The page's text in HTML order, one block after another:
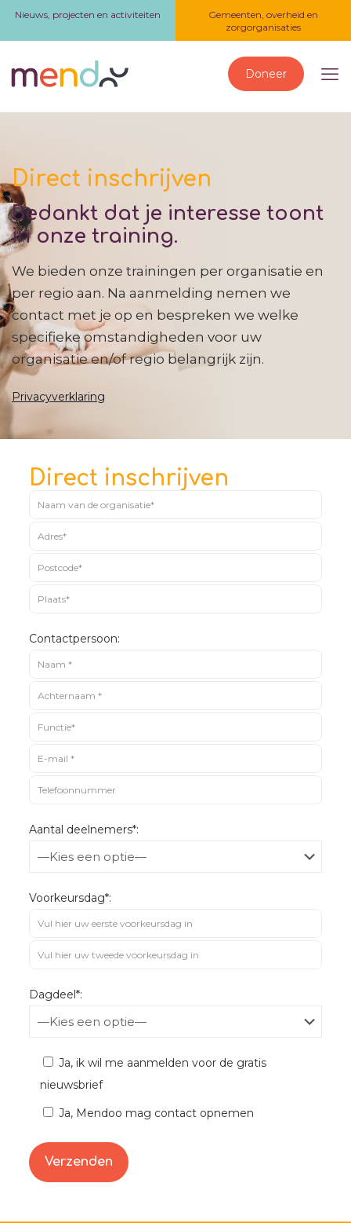
Nieuws, projecten en activiteiten
Gemeenten, overheid en
zorgorganisaties
Doneer
Direct inschrijven
Bedankt dat je interesse toont
in onze training.
We bieden onze trainingen per organisatie en
per regio aan. Na aanmelding nemen we
contact met je op en bespreken we welke
specifieke omstandigheden voor uw
organisatie en/of regio belangrijk zijn.
Privacyverklaring
Direct inschrijven
Contactpersoon:
Aantal deelnemers*:
Voorkeursdag*:
Dagdeel*:
Ja, ik wil me aanmelden voor de gratis
nieuwsbrief
Ja, Mendoo mag contact opnemen